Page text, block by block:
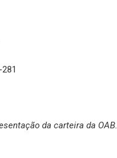
da carteira da OAB.